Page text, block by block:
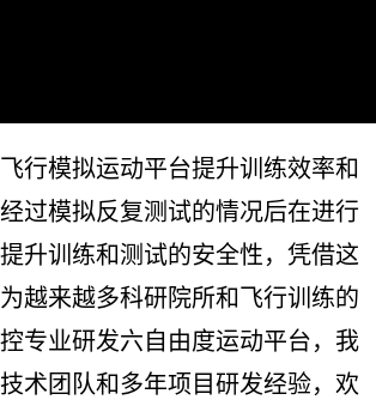
模拟运动平台提升训练效率和
过模拟反复测试的情况后在进行
升训练和测试的安全性，凭借这
越来越多科研院所和飞行训练的
专业研发六自由度运动平台，我
术团队和多年项目研发经验，欢